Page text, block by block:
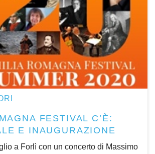
FESTIVAL C’È:
E INAUGURAZIONE
a Forlì con un concerto di Massimo